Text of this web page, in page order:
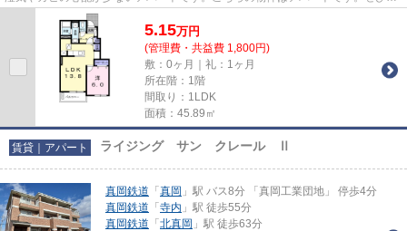
度見ていただきたい、「グロ...
5.15万円
(管理費・共益費 1,800円)
敷：0ヶ月｜礼：1ヶ月
所在階：1階
間取り：1LDK
面積：45.89㎡
賃貸｜アパート ライジング サン クレール Ⅱ
真岡鉄道 「 真岡 」駅 バス8分 「真岡工業団地」 停歩4分
真岡鉄道 「 寺内 」駅 徒歩55分
真岡鉄道 「 北真岡 」駅 徒歩63分